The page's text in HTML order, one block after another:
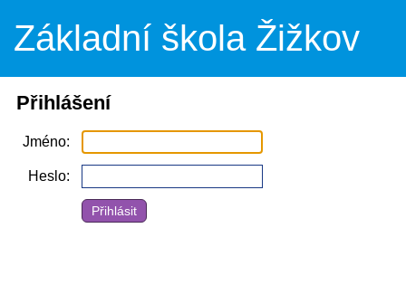
Základní škola Žižkov
Přihlášení
Jméno
Heslo